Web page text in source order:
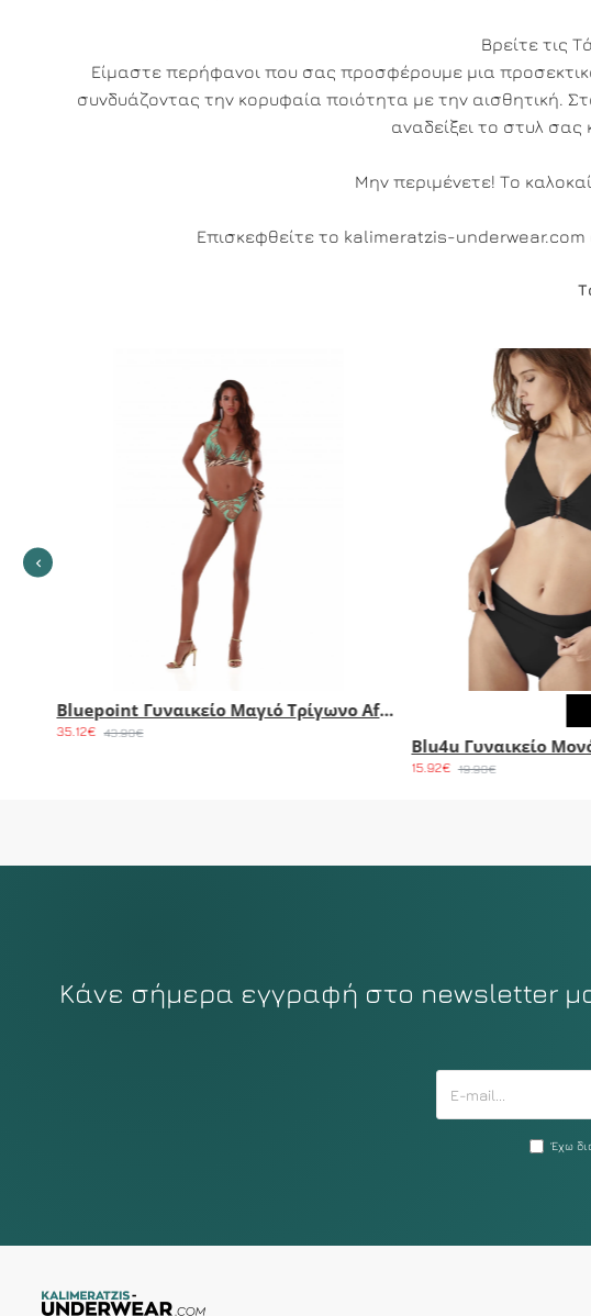
Βρείτε τις
Είμαστε περήφανοι που σας προσφέρουμε μια
συνδυάζοντας την κορυφαία ποιότητα με την αισθητική.
αναδείξει το στυλ
Μην περιμένετε! Το
Επισκεφθείτε το kalimeratzis-
Solano Γυναικείο Μαγιό Τρίγωνο Με Ενίσχυση Lurex Pelagos Cup C
37.90€
Κάνε σήμερα εγγραφή στο newsletter
Έχω